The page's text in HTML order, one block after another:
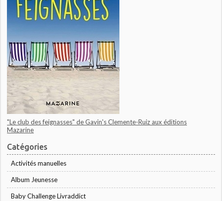
"Le club des feignasses" de Gavin's Clemente-Ruiz aux éditions
Mazarine
Catégories
Activités manuelles
Album Jeunesse
Baby Challenge Livraddict